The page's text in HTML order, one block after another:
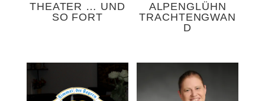
THEATER … UND
SO FORT
ALPENGLÜHN
TRACHTENGWAN
D